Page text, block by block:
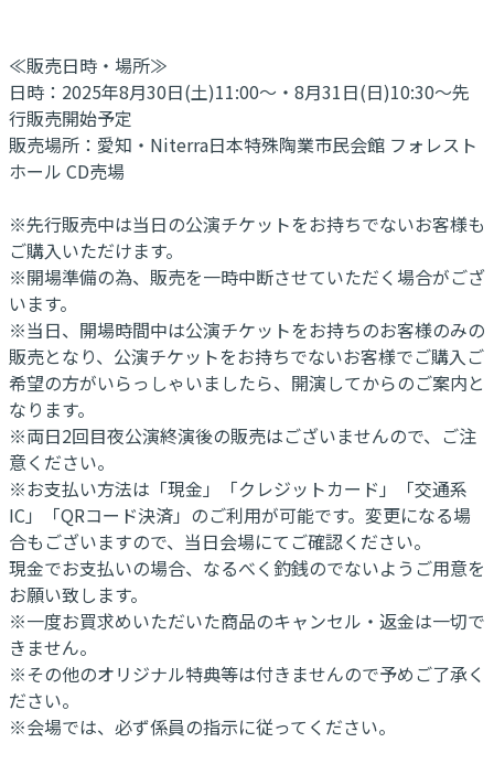
≪販売日時・場所≫
日時：2025年8月30日(土)11:00～・8月31日(日)10:30～先
行販売開始予定
販売場所：愛知・Niterra日本特殊陶業市民会館 フォレスト
ホール CD売場
※先行販売中は当日の公演チケットをお持ちでないお客様も
ご購入いただけます。
※開場準備の為、販売を一時中断させていただく場合がござ
います。
※当日、開場時間中は公演チケットをお持ちのお客様のみの
販売となり、公演チケットをお持ちでないお客様でご購入ご
希望の方がいらっしゃいましたら、開演してからのご案内と
なります。
※両日2回目夜公演終演後の販売はございませんので、ご注
意ください。
※お支払い方法は「現金」「クレジットカード」「交通系
IC」「QRコード決済」のご利用が可能です。変更になる場
合もございますので、当日会場にてご確認ください。
現金でお支払いの場合、なるべく釣銭のでないようご用意を
お願い致します。
※一度お買求めいただいた商品のキャンセル・返金は一切で
きません。
※その他のオリジナル特典等は付きませんので予めご了承く
ださい。
※会場では、必ず係員の指示に従ってください。